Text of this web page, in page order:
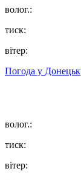
волог.:
тиск:
вітер:
Погода у
волог.:
тиск:
вітер: